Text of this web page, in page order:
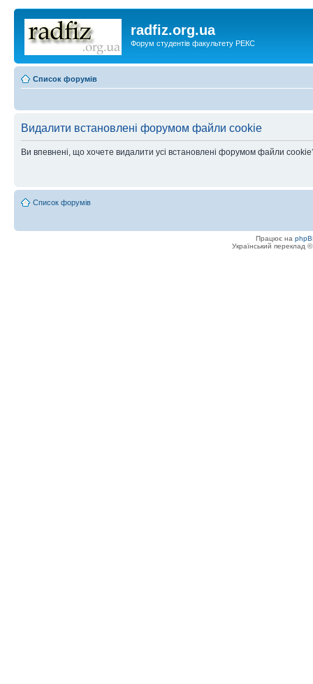
radfiz.org.ua
Форум студентів факультету РЕКС
Список форумів
Видалити встановлені форумом файли cookie
Ви впевнені, що хочете видалити усі встановлені форумом файли
Список форумів
Працює на
Український переклад